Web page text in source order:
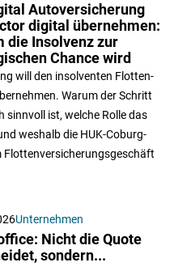
Autoversicherung
digital übernehmen:
die Insolvenz zur
Chance wird
will den insolventen Flotten-
Warum der Schritt
ist, welche Rolle das
weshalb die HUK-Coburg-
Flottenversicherungsgeschäft
Unternehmen
Nicht die Quote
sondern...